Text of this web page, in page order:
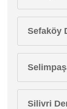
Sefaköy
Silivri